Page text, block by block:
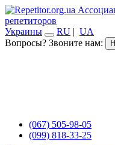
репетиторов
Украины
RU | UA
Вопросы? Звоните нам:
(067) 505-98-05
(099) 818-33-25